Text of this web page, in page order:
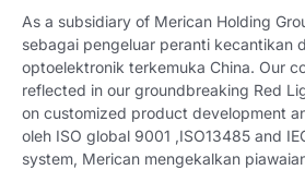
As a subsidiary of Merican Holding
sebagai pengeluar peranti kecantikan
optoelektronik terkemuka China. Our
reflected in our groundbreaking Red
on customized product development
oleh ISO global 9001 ,ISO13485 and
system, Merican mengekalkan